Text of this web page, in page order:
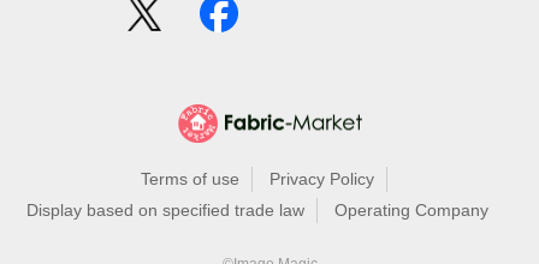
Terms of use
Privacy Policy
Display based on specified trade law
Operating Company